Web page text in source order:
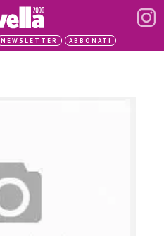
NEWSLETTER ABBONATI